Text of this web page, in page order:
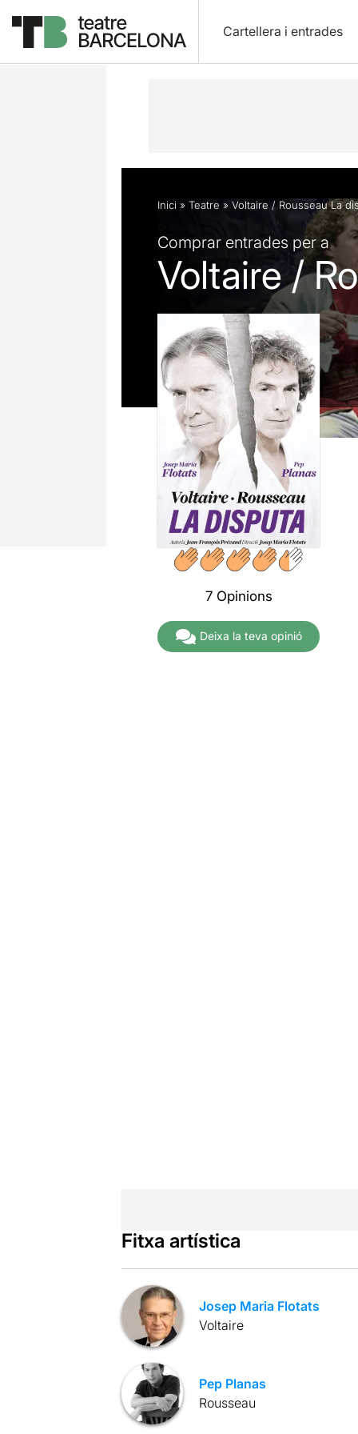
Cartellera i entrades
Descripció Fitxa artística Fotos i
Inici » Teatre » Voltaire / Rousseau La
Comprar entrades per a
Voltaire /
7 Opinions
Deixa la teva opinió
Fitxa artística
Josep Maria Flotats
Voltaire
Pep Planas
Rousseau